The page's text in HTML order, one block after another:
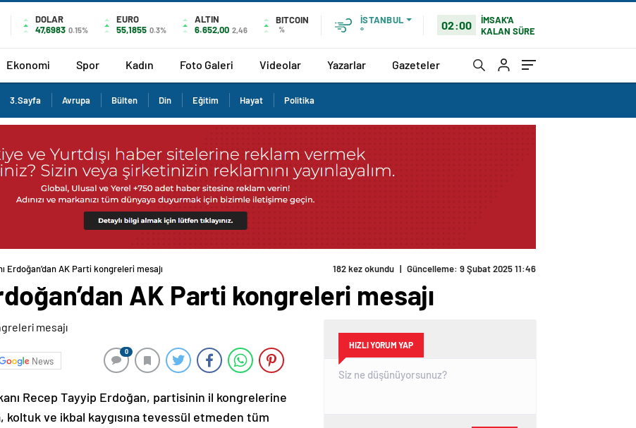
DOLAR
47,6983 0.15%
EURO
55,1855 0.3%
ALTIN
6.652,00 2,46
BITCOIN
%
İSTANBUL
°
02:00
İMSAK'A
KALAN SÜRE
Ekonomi Spor Kadın Foto Galeri Videolar Yazarlar Gazeteler
3.Sayfa Avrupa Bülten Din Eğitim Hayat Politika
Erdoğan’dan AK Parti kongreleri mesajı 182 kez okundu | Güncelleme: 9 Şubat 2025 11:46
AK Parti kongreleri mesajı
News
0
Recep Tayyip Erdoğan, partisinin il kongrelerine
koltuk ve ikbal kaygısına tevessül etmeden tüm
HIZLI YORUM YAP